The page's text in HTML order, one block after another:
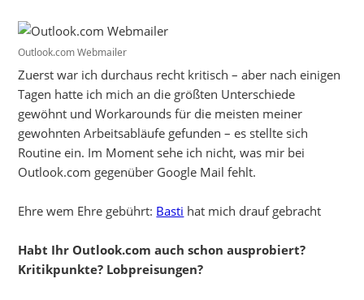
Outlook.com Webmailer
Zuerst war ich durchaus recht kritisch – aber nach einigen
Tagen hatte ich mich an die größten Unterschiede
gewöhnt und Workarounds für die meisten meiner
gewohnten Arbeitsabläufe gefunden – es stellte sich
Routine ein. Im Moment sehe ich nicht, was mir bei
Outlook.com gegenüber Google Mail fehlt.
Ehre wem Ehre gebührt: Basti hat mich drauf gebracht
Habt Ihr Outlook.com auch schon ausprobiert?
Kritikpunkte? Lobpreisungen?